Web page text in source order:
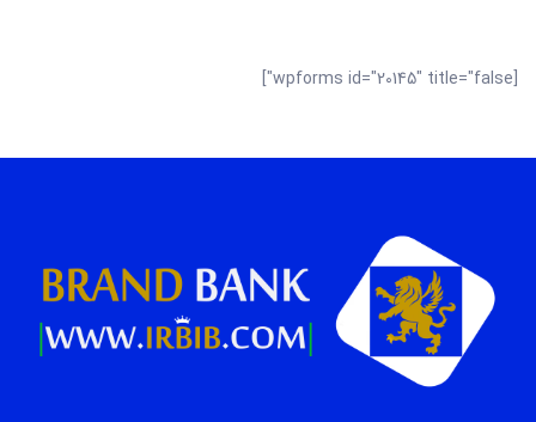
[wpforms id="20145" title="false"]